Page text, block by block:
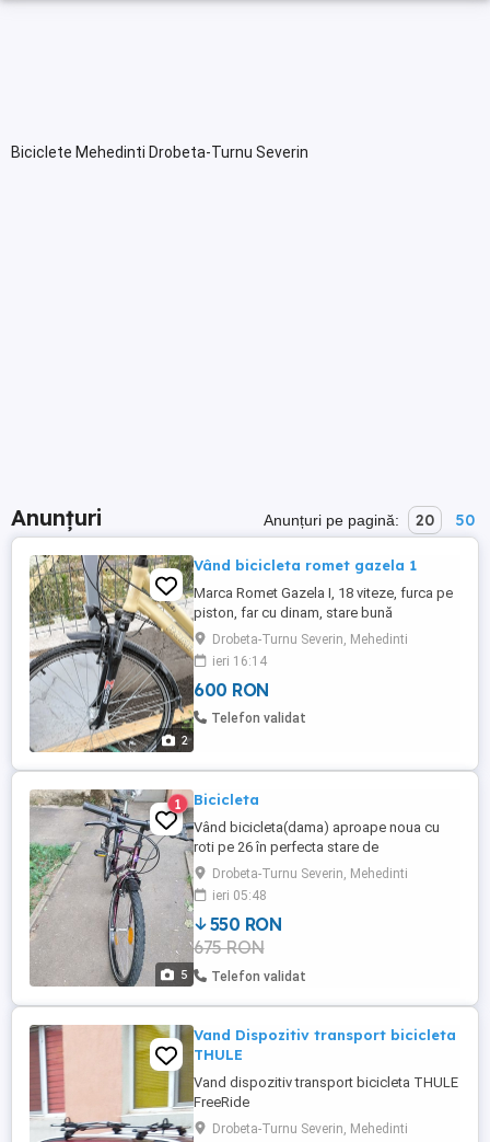
Biciclete Mehedinti Drobeta-Turnu Severin
Anunțuri Anunțuri pe pagină: 20 50
2
Vând bicicleta romet gazela 1
Marca Romet Gazela I, 18 viteze, furca pe
piston, far cu dinam, stare bună
Drobeta-Turnu Severin, Mehedinti
ieri 16:14
600 RON
Telefon validat
5
1 Bicicleta
Vând bicicleta(dama) aproape noua cu
roti pe 26 în perfecta stare de
funcționare!Bicicleta este cumpărată din
Germania și este aproape noua!
Drobeta-Turnu Severin, Mehedinti
ieri 05:48
550 RON
675 RON
Telefon validat
Vand Dispozitiv transport bicicleta
THULE
Vand dispozitiv transport bicicleta THULE
FreeRide
Drobeta-Turnu Severin, Mehedinti